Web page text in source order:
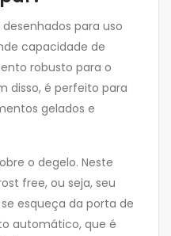
para uso
capacidade de
robusto para o
disso, é perfeito para
gelados e
o degelo. Neste
free, ou seja, seu
esqueça da porta de
automático, que é